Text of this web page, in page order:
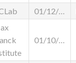
01/12/2025
01/10/2023